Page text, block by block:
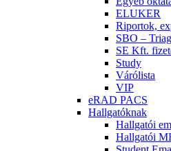
ELUKER
Riportok,
SBO –
SE Kft.
Study
Várólista
VIP
eRAD PACS
Hallgatóknak
Hallgatói
Hallgatói